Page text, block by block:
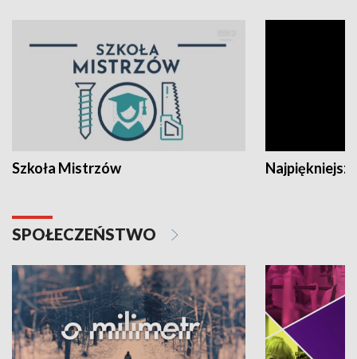
Szkoła Mistrzów
SPOŁECZEŃSTWO